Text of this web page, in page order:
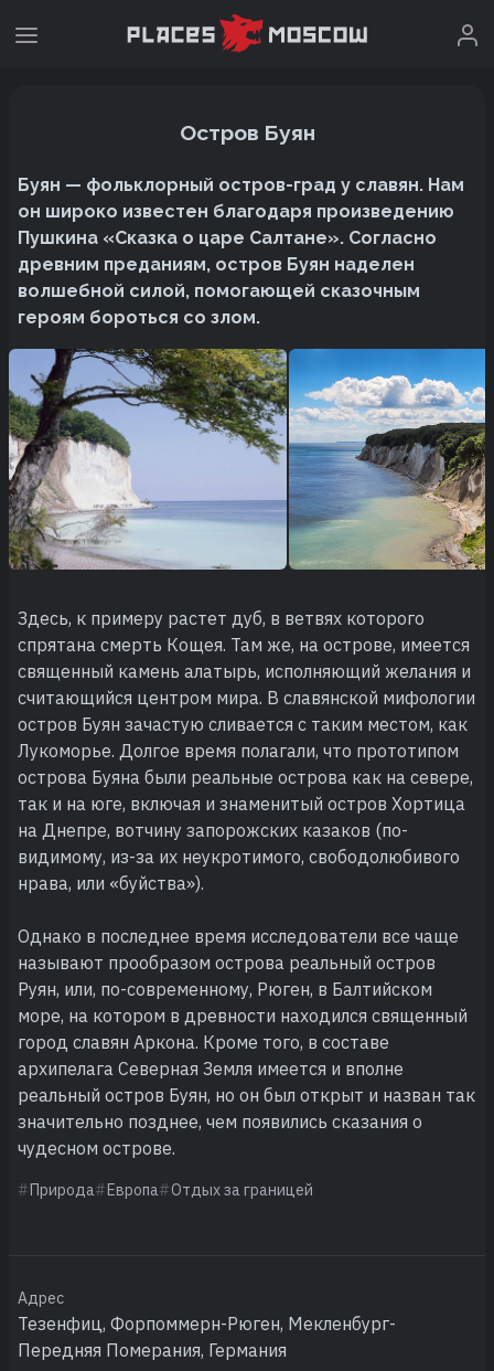
Остров Буян
Буян — фольклорный остров-град у славян. Нам
он широко известен благодаря произведению
Пушкина «Сказка о царе Салтане». Согласно
древним преданиям, остров Буян наделен
волшебной силой, помогающей сказочным
героям бороться со злом.
Здесь, к примеру растет дуб, в ветвях которого
спрятана смерть Кощея. Там же, на острове, имеется
священный камень алатырь, исполняющий желания и
считающийся центром мира. В славянской мифологии
остров Буян зачастую сливается с таким местом, как
Лукоморье. Долгое время полагали, что прототипом
острова Буяна были реальные острова как на севере,
так и на юге, включая и знаменитый остров Хортица
на Днепре, вотчину запорожских казаков (по-
видимому, из-за их неукротимого, свободолюбивого
нрава, или «буйства»).
Однако в последнее время исследователи все чаще
называют прообразом острова реальный остров
Руян, или, по-современному, Рюген, в Балтийском
море, на котором в древности находился священный
город славян Аркона. Кроме того, в составе
архипелага Северная Земля имеется и вполне
реальный остров Буян, но он был открыт и назван так
значительно позднее, чем появились сказания о
чудесном острове.
Природа Европа Отдых за границей
Адрес
Тезенфиц, Форпоммерн-Рюген, Мекленбург-
Передняя Померания, Германия